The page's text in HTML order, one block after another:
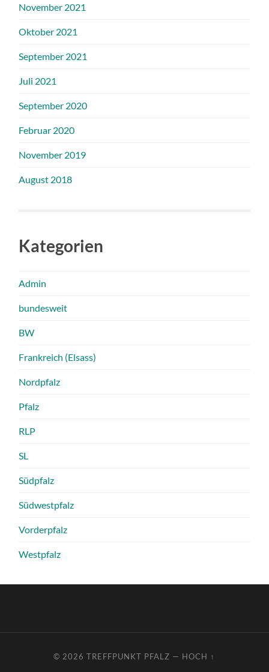
November 2021
Oktober 2021
September 2021
Juli 2021
September 2020
Februar 2020
November 2019
August 2018
Kategorien
Admin
bundesweit
BW
Frankreich (Elsass)
Nordpfalz
Pfalz
RLP
SL
Südpfalz
Südwestpfalz
Vorderpfalz
Westpfalz
© 2026TREFFPUNKT PFALZ — HOCH ↑